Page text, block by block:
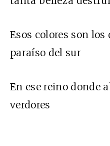
Esos colores son
paraíso del sur
En ese reino donde
verdores